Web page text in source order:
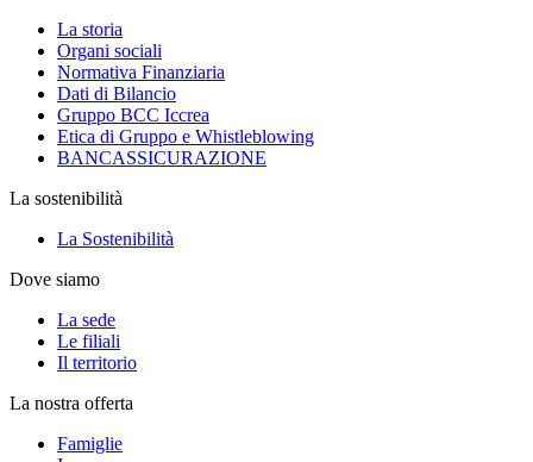
La storia
Organi sociali
Normativa Finanziaria
Dati di Bilancio
Gruppo BCC Iccrea
Etica di Gruppo e Whistleblowing
BANCASSICURAZIONE
La sostenibilità
La Sostenibilità
Dove siamo
La sede
Le filiali
Il territorio
La nostra offerta
Famiglie